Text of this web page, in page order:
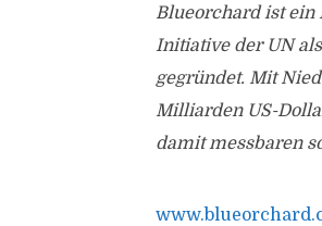
Blueorchard ist ein
Initiative der UN
gegründet. Mit
Milliarden US-
damit messbaren